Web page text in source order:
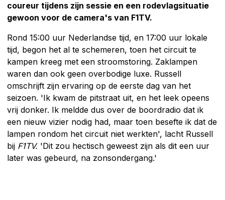
coureur tijdens zijn sessie en een rodevlagsituatie
gewoon voor de camera's van F1TV.
Rond 15:00 uur Nederlandse tijd, en 17:00 uur lokale
tijd, begon het al te schemeren, toen het circuit te
kampen kreeg met een stroomstoring. Zaklampen
waren dan ook geen overbodige luxe. Russell
omschrijft zijn ervaring op de eerste dag van het
seizoen. 'Ik kwam de pitstraat uit, en het leek opeens
vrij donker. Ik meldde dus over de boordradio dat ik
een nieuw vizier nodig had, maar toen besefte ik dat de
lampen rondom het circuit niet werkten', lacht Russell
bij F1TV. 'Dit zou hectisch geweest zijn als dit een uur
later was gebeurd, na zonsondergang.'